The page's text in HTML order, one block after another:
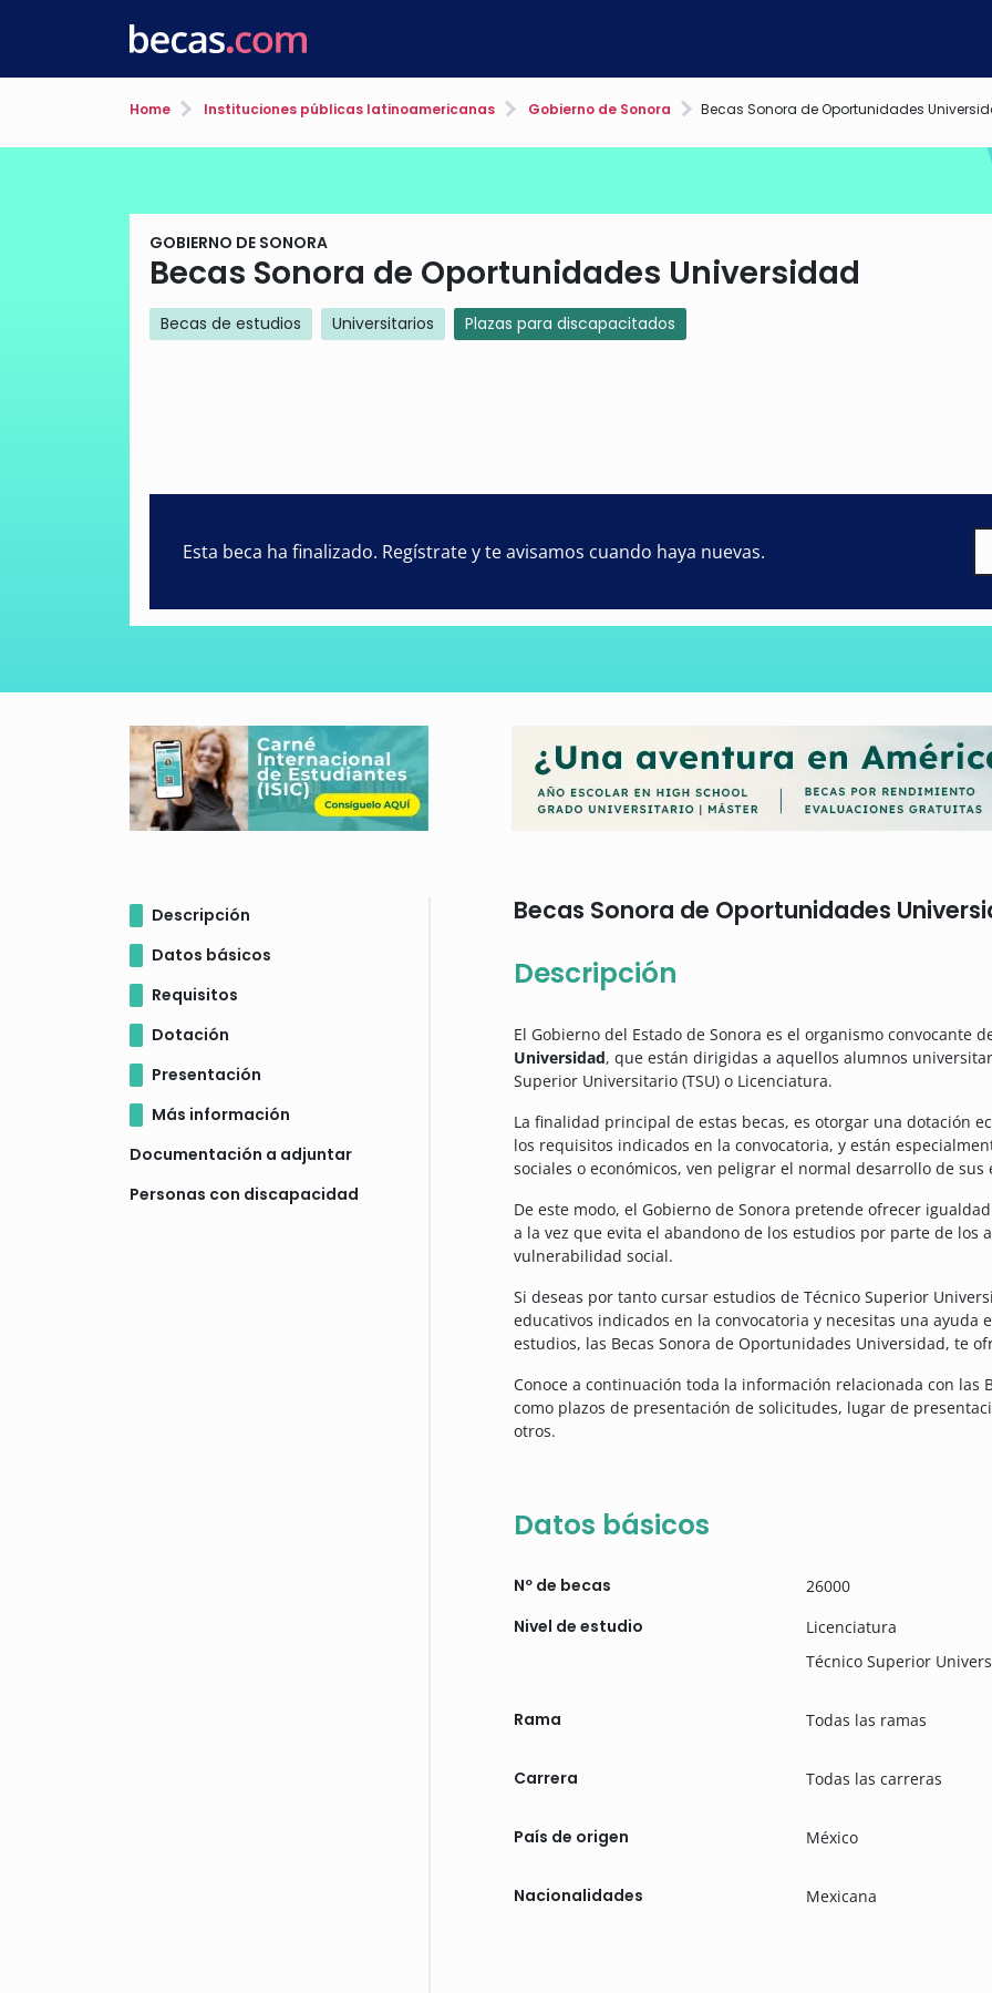
Home Instituciones públicas latinoamericanas Gobierno de Sonora Becas Sonora de Oportunidades
GOBIERNO DE SONORA
Becas Sonora de Oportunidades Universidad
Becas de estudios Universitarios Plazas para discapacitados
Esta beca ha finalizado. Regístrate y te avisamos cuando haya nuevas.
Descripción
Datos básicos
Requisitos
Dotación
Presentación
Más información
Documentación a adjuntar
Personas con discapacidad
Becas Sonora de Oportunidades
Descripción
El Gobierno del Estado de Sonora es el organismo convocante
Universidad, que están dirigidas a aquellos alumnos
Superior Universitario (TSU) o Licenciatura.
La finalidad principal de estas becas, es otorgar una dotación
los requisitos indicados en la convocatoria, y están
sociales o económicos, ven peligrar el normal desarrollo de sus
De este modo, el Gobierno de Sonora pretende ofrecer
a la vez que evita el abandono de los estudios por parte de los
vulnerabilidad social.
Si deseas por tanto cursar estudios de Técnico Superior
educativos indicados en la convocatoria y necesitas una ayuda
estudios, las Becas Sonora de Oportunidades Universidad, te
Conoce a continuación toda la información relacionada con las
como plazos de presentación de solicitudes, lugar de
otros.
Datos básicos
Nº de becas 26000
Nivel de estudio
Licenciatura
Técnico Superior
Rama Todas las ramas
Carrera Todas las carreras
País de origen México
Nacionalidades Mexicana